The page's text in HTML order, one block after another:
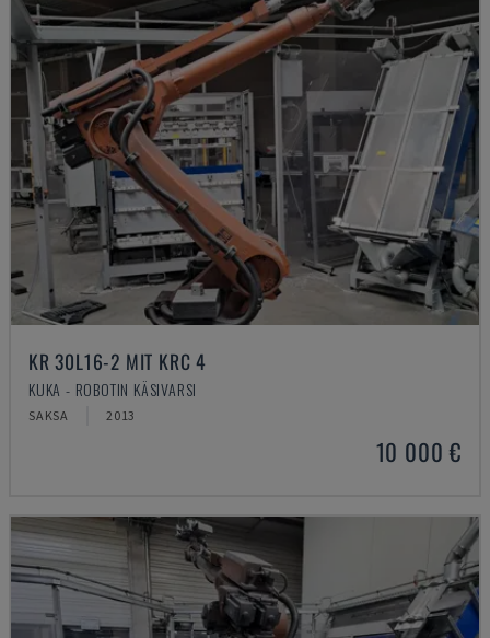
KR 30L16-2 MIT KRC 4
KUKA - ROBOTIN KÄSIVARSI
SAKSA 2013
10 000 €